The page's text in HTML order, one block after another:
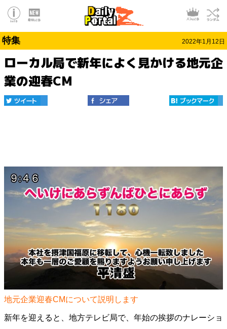
特集 2022年1月12日
ローカル局で新年によく見かける地元企
業の迎春CM
地元企業迎春CMについて説明します
新年を迎えると、地方テレビ局で、年始の挨拶のナレーショ